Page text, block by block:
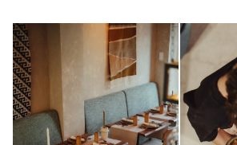
Privacy
Inloggen